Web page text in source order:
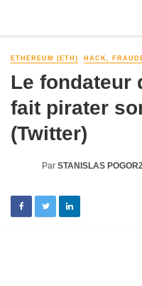
ETHEREUM (ETH) HACK,
Le fondateur
fait pirater
(Twitter)
Par STANISLAS